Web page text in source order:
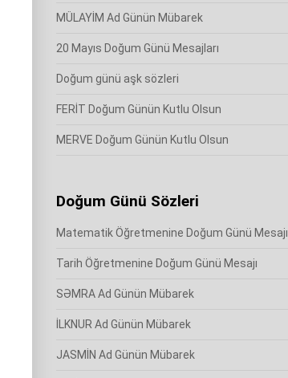
MÜLAYİM Ad Günün Mübarek
20 Mayıs Doğum Günü Mesajları
Doğum günü aşk sözleri
FERİT Doğum Günün Kutlu Olsun
MERVE Doğum Günün Kutlu Olsun
Doğum Günü Sözleri
Matematik Öğretmenine Doğum Günü Mesajı
Tarih Öğretmenine Doğum Günü Mesajı
SƏMRA Ad Günün Mübarek
İLKNUR Ad Günün Mübarek
JASMİN Ad Günün Mübarek